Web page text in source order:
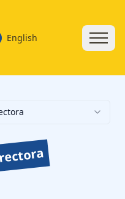
English